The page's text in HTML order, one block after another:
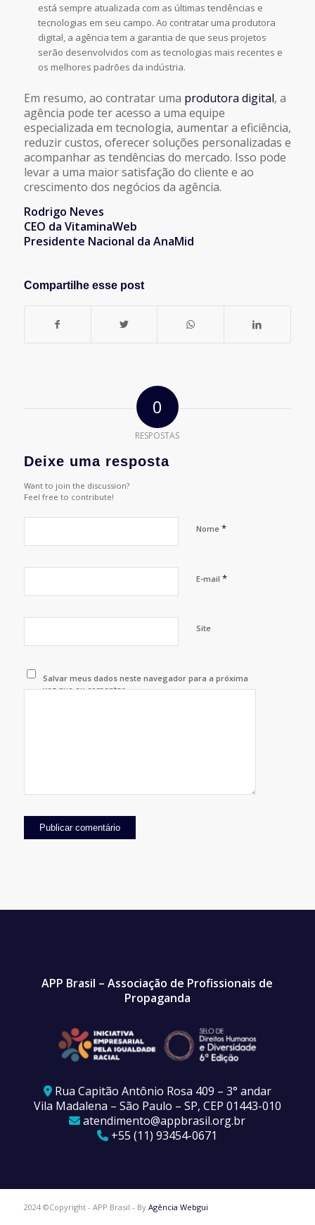
está sempre atualizada com as últimas tendências e
tecnologias em seu campo. Ao contratar uma produtora
digital, a agência tem a garantia de que seus projetos
serão desenvolvidos com as tecnologias mais recentes e
os melhores padrões da indústria.
Em resumo, ao contratar uma produtora digital, a
agência pode ter acesso a uma equipe
especializada em tecnologia, aumentar a eficiência,
reduzir custos, oferecer soluções personalizadas e
acompanhar as tendências do mercado. Isso pode
levar a uma maior satisfação do cliente e ao
crescimento dos negócios da agência.
Rodrigo Neves
CEO da VitaminaWeb
Presidente Nacional da AnaMid
Compartilhe esse post
0
RESPOSTAS
Deixe uma resposta
Want to join the discussion?
Feel free to contribute!
Nome *
E-mail *
Site
Salvar meus dados neste navegador para a próxima
vez que eu comentar.
APP Brasil – Associação de Profissionais de
Propaganda
Rua Capitão Antônio Rosa 409 – 3° andar
Vila Madalena – São Paulo – SP, CEP 01443-010
atendimento@appbrasil.org.br
+55 (11) 93454-0671
2024 ©Copyright - APP Brasil - By Agência Webgui